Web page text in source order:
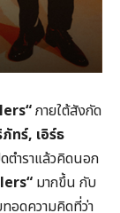
“ภายใต้สังกัด
ทร์, เอิร์ธ
ตำราแล้วคิดนอก
“ มากขึ้น กับ
อดความคิดที่ว่า